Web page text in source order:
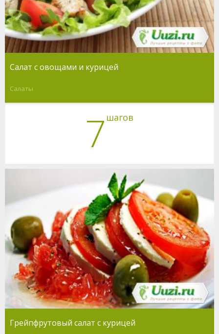
Салат с овощами и курицей
Салаты
7 шагов
Грейпфрутовый салат с курицей